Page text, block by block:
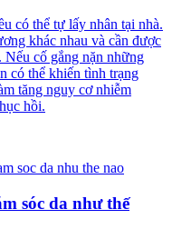
có thể tự lấy nhân tại nhà.
khác nhau và cần được
cố gắng nặn những
có thể khiến tình trạng
tăng nguy cơ nhiễm
hồi.
sóc da như thế